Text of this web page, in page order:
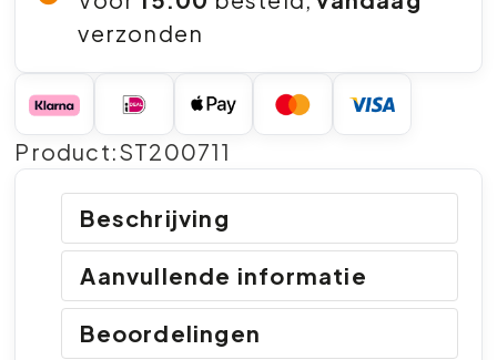
verzonden
Product:ST200711
Beschrijving
Aanvullende informatie
Beoordelingen